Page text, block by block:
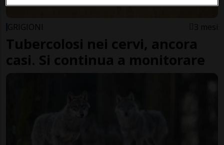
GRIGIONI 3 mesi
Tubercolosi nei cervi, ancora
casi. Si continua a monitorare